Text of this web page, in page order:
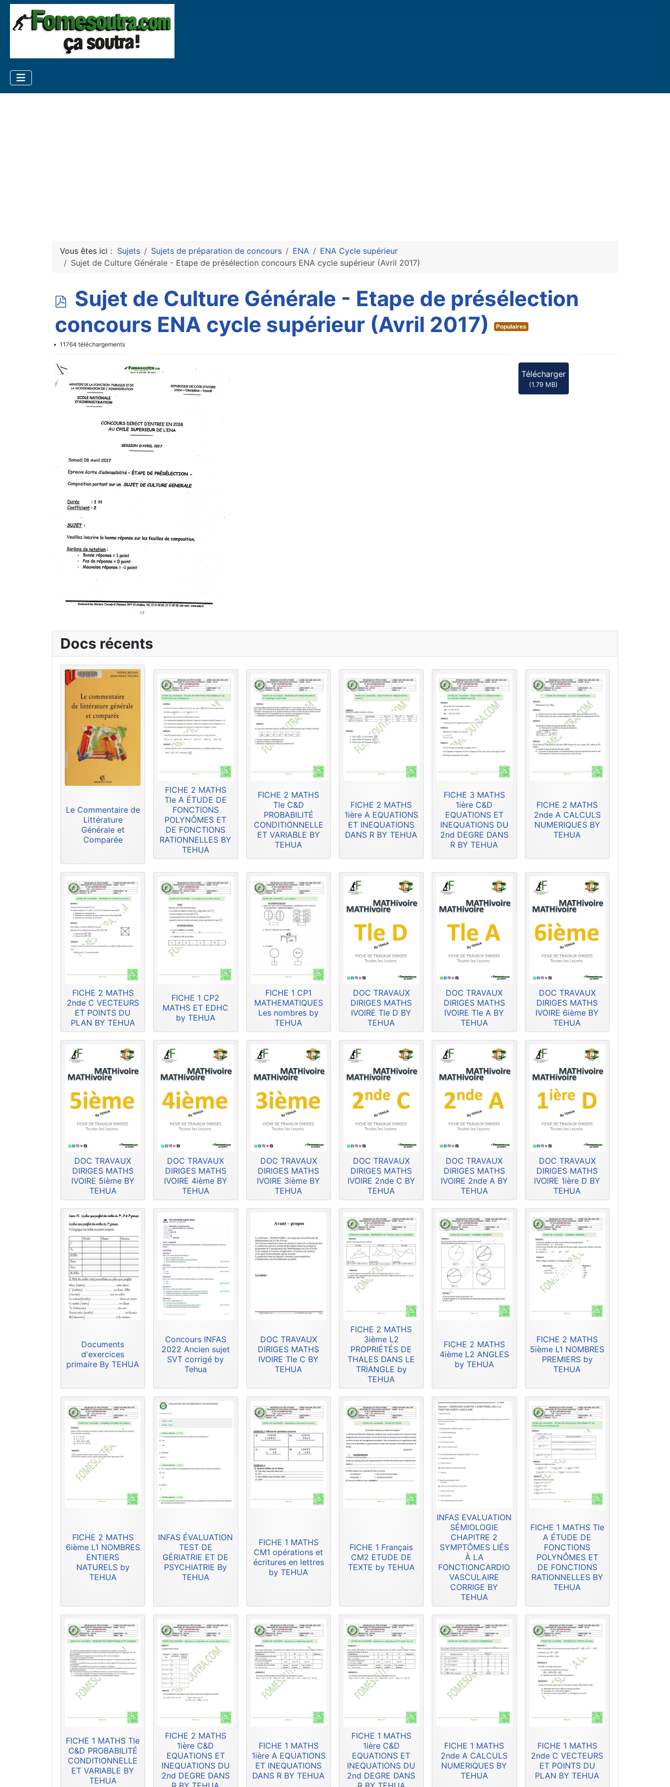
Vous êtes ici : Sujets Sujets de préparation de concours ENA
ENA Cycle supérieur
Sujet de Culture Générale - Etape de présélection concours ENA cycle supérieur (Avril 2017)
p
d
f
Sujet de Culture Générale - Etape de présélection
concours ENA cycle supérieur (Avril 2017)
Populaires
11764 téléchargements
Télécharger
(1.79 MB)
Docs récents
Le Commentaire de
Littérature
Générale et
Comparée
FICHE 2 MATHS
Tle A ÉTUDE DE
FONCTIONS
POLYNÔMES ET
DE FONCTIONS
RATIONNELLES BY
TEHUA
FICHE 2 MATHS
Tle C&D
PROBABILITÉ
CONDITIONNELLE
ET VARIABLE BY
TEHUA
FICHE 2 MATHS
1ière A EQUATIONS
ET INEQUATIONS
DANS R BY TEHUA
FICHE 3 MATHS
1ière C&D
EQUATIONS ET
INEQUATIONS DU
2nd DEGRE DANS
R BY TEHUA
FICHE 2 MATHS
2nde A CALCULS
NUMERIQUES BY
TEHUA
FICHE 2 MATHS
2nde C VECTEURS
ET POINTS DU
PLAN BY TEHUA
FICHE 1 CP2
MATHS ET EDHC
by TEHUA
FICHE 1 CP1
MATHEMATIQUES
Les nombres by
TEHUA
DOC TRAVAUX
DIRIGES MATHS
IVOIRE Tle D BY
TEHUA
DOC TRAVAUX
DIRIGES MATHS
IVOIRE Tle A BY
TEHUA
DOC TRAVAUX
DIRIGES MATHS
IVOIRE 6ième BY
TEHUA
DOC TRAVAUX
DIRIGES MATHS
IVOIRE 5ième BY
TEHUA
DOC TRAVAUX
DIRIGES MATHS
IVOIRE 4ième BY
TEHUA
DOC TRAVAUX
DIRIGES MATHS
IVOIRE 3ième BY
TEHUA
DOC TRAVAUX
DIRIGES MATHS
IVOIRE 2nde C BY
TEHUA
DOC TRAVAUX
DIRIGES MATHS
IVOIRE 2nde A BY
TEHUA
DOC TRAVAUX
DIRIGES MATHS
IVOIRE 1ière D BY
TEHUA
Documents
d'exercices
primaire By TEHUA
Concours INFAS
2022 Ancien sujet
SVT corrigé by
Tehua
DOC TRAVAUX
DIRIGES MATHS
IVOIRE Tle C BY
TEHUA
FICHE 2 MATHS
3ième L2
PROPRIÉTÉS DE
THALES DANS LE
TRIANGLE by
TEHUA
FICHE 2 MATHS
4ième L2 ANGLES
by TEHUA
FICHE 2 MATHS
5ième L1 NOMBRES
PREMIERS by
TEHUA
FICHE 2 MATHS
6ième L1 NOMBRES
ENTIERS
NATURELS by
TEHUA
INFAS ÉVALUATION
TEST DE
GÉRIATRIE ET DE
PSYCHIATRIE By
TEHUA
FICHE 1 MATHS
CM1 opérations et
écritures en lettres
by TEHUA
FICHE 1 Français
CM2 ETUDE DE
TEXTE by TEHUA
INFAS EVALUATION
SÉMIOLOGIE
CHAPITRE 2
SYMPTÔMES LIÉS
À LA
FONCTIONCARDIO
VASCULAIRE
CORRIGE BY
TEHUA
FICHE 1 MATHS Tle
A ÉTUDE DE
FONCTIONS
POLYNÔMES ET
DE FONCTIONS
RATIONNELLES BY
TEHUA
FICHE 1 MATHS Tle
C&D PROBABILITÉ
CONDITIONNELLE
ET VARIABLE BY
TEHUA
FICHE 2 MATHS
1ière C&D
EQUATIONS ET
INEQUATIONS DU
2nd DEGRE DANS
FICHE 1 MATHS
1ière A EQUATIONS
ET INEQUATIONS
DANS R BY TEHUA
FICHE 1 MATHS
1ière C&D
EQUATIONS ET
INEQUATIONS DU
2nd DEGRE DANS
FICHE 1 MATHS
2nde A CALCULS
NUMERIQUES BY
TEHUA
FICHE 1 MATHS
2nde C VECTEURS
ET POINTS DU
PLAN BY TEHUA